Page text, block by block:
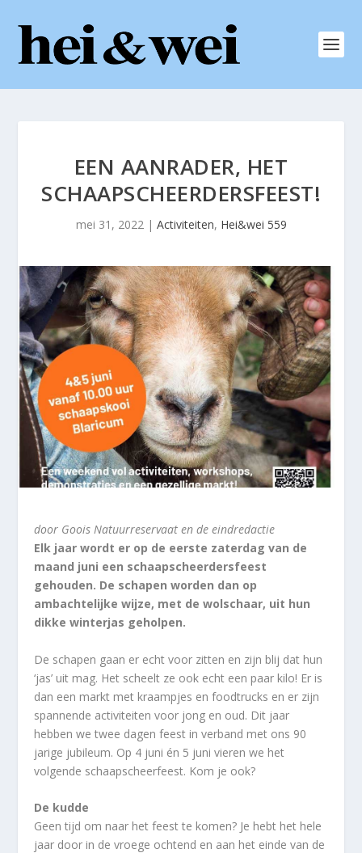
EEN AANRADER, HET
SCHAAPSCHEERDERSFEEST!
mei 31, 2022| Activiteiten, Hei&wei 559
door Goois Natuurreservaat en de eindredactie
Elk jaar wordt er op de eerste zaterdag van de
maand juni een schaapscheerdersfeest
gehouden. De schapen worden dan op
ambachtelijke wijze, met de wolschaar, uit hun
dikke winterjas geholpen.
De schapen gaan er echt voor zitten en zijn blij dat hun
‘jas’ uit mag. Het scheelt ze ook echt een paar kilo! Er is
dan een markt met kraampjes en foodtrucks en er zijn
spannende activiteiten voor jong en oud. Dit jaar
hebben we twee dagen feest in verband met ons 90
jarige jubileum. Op 4 juni én 5 juni vieren we het
volgende schaapscheerfeest. Kom je ook?
De kudde
Geen tijd om naar het feest te komen? Je hebt het hele
jaar door in de vroege ochtend en aan het einde van de